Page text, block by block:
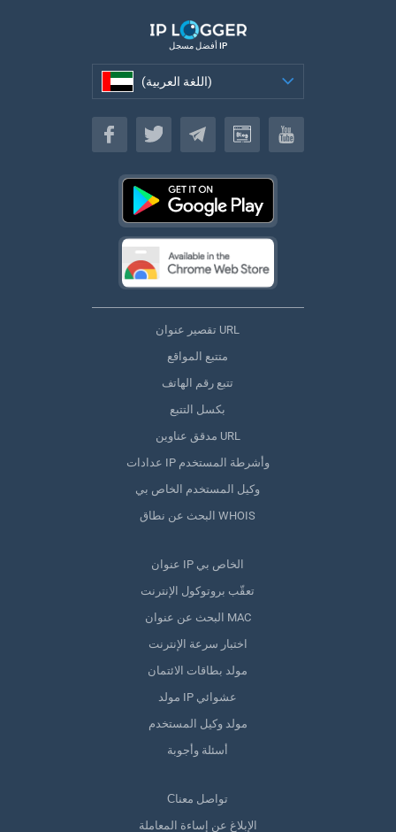
أفضل مسجل IP
(اللغة العربية)
(اللغة العربية)
تقصير عنوان URL
متتبع المواقع
تتبع رقم الهاتف
بكسل التتبع
مدقق عناوين URL
عدادات IP وأشرطة المستخدم
وكيل المستخدم الخاص بي
البحث عن نطاق WHOIS
عنوان IP الخاص بي
تعقّب بروتوكول الإنترنت
البحث عن عنوان MAC
اختبار سرعة الإنترنت
مولد بطاقات الائتمان
مولد IP عشوائي
مولد وكيل المستخدم
أسئلة وأجوبة
Сتواصل معنا
الإبلاغ عن إساءة المعاملة